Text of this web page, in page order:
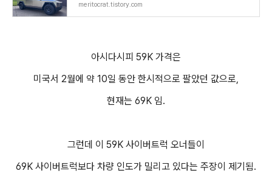
meritocrat.tistory.com
아시다시피 59K 가격은
미국서 2월에 약 10일 동안 한시적으로 팔았던 값으로,
현재는 69K 임.
그런데 이 59K 사이버트럭 오너들이
69K 사이버트럭보다 차량 인도가 밀리고 있다는 주장이 제기됨.